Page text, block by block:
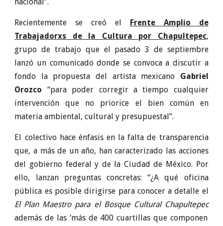
Recientemente se creó el Frente Amplio de
Trabajadorxs de la Cultura por Chapultepec,
grupo de trabajo que el pasado 3 de septiembre
lanzó un comunicado donde se convoca a discutir a
fondo la propuesta del artista mexicano Gabriel
Orozco “para poder corregir a tiempo cualquier
intervención que no priorice el bien común en
materia ambiental, cultural y presupuestal”.
El colectivo hace énfasis en la falta de transparencia
que, a más de un año, han caracterizado las acciones
del gobierno federal y de la Ciudad de México. Por
ello, lanzan preguntas concretas: “¿A qué oficina
pública es posible dirigirse para conocer a detalle el
El Plan Maestro para el Bosque Cultural Chapultepec
además de las ‘más de 400 cuartillas que componen